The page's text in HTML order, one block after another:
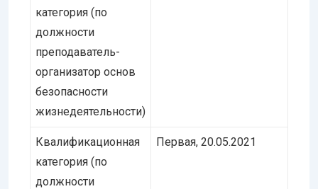
категория (по
должности
преподаватель-
организатор основ
безопасности
жизнедеятельности)
Квалификационная
категория (по
должности
Первая, 20.05.2021